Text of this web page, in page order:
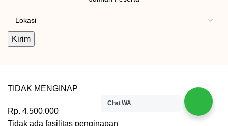
TIDAK MENGINAP
Rp. 4.500.000
Tidak ada fasilitas penginapan
Chat WA